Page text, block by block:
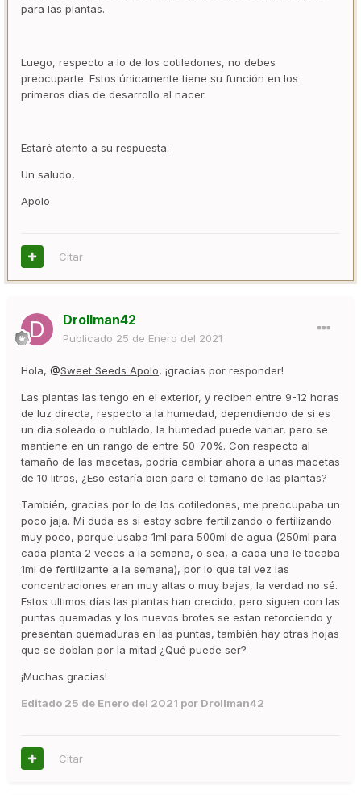
para las plantas.
Luego, respecto a lo de los cotiledones, no debes
preocuparte. Estos únicamente tiene su función en los
primeros días de desarrollo al nacer.
Estaré atento a su respuesta.
Un saludo,
Apolo
Citar
Drollman42
Publicado 25 de Enero del 2021
Hola, @Sweet Seeds Apolo, ¡gracias por responder!
Las plantas las tengo en el exterior, y reciben entre 9-12 horas
de luz directa, respecto a la humedad, dependiendo de si es
un dia soleado o nublado, la humedad puede variar, pero se
mantiene en un rango de entre 50-70%. Con respecto al
tamaño de las macetas, podría cambiar ahora a unas macetas
de 10 litros, ¿Eso estaría bien para el tamaño de las plantas?
También, gracias por lo de los cotiledones, me preocupaba un
poco jaja. Mi duda es si estoy sobre fertilizando o fertilizando
muy poco, porque usaba 1ml para 500ml de agua (250ml para
cada planta 2 veces a la semana, o sea, a cada una le tocaba
1ml de fertilizante a la semana), por lo que tal vez las
concentraciones eran muy altas o muy bajas, la verdad no sé.
Estos ultimos días las plantas han crecido, pero siguen con las
puntas quemadas y los nuevos brotes se estan retorciendo y
presentan quemaduras en las puntas, también hay otras hojas
que se doblan por la mitad ¿Qué puede ser?
¡Muchas gracias!
Editado 25 de Enero del 2021 por Drollman42
Citar